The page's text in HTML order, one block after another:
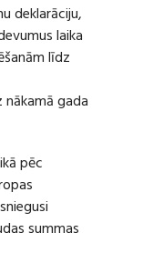
deklarāciju,
laika
līdz
gada
pēc
summas